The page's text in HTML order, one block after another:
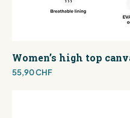
Women’s high top
Preis
55,90 CHF